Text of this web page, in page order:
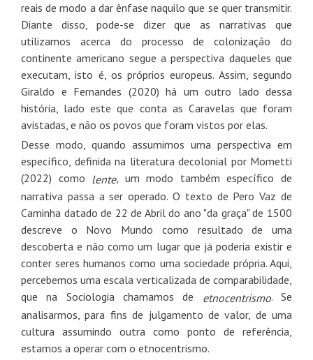
reais de modo a dar ênfase naquilo que se quer transmitir.
Diante disso, pode-se dizer que as narrativas que
utilizamos acerca do processo de colonização do
continente americano segue a perspectiva daqueles que
executam, isto é, os próprios europeus. Assim, segundo
Giraldo e Fernandes (2020) há um outro lado dessa
história, lado este que conta as Caravelas que foram
avistadas, e não os povos que foram vistos por elas.
Desse modo, quando assumimos uma perspectiva em
específico, definida na literatura decolonial por Mometti
(2022) como lente, um modo também específico de
narrativa passa a ser operado. O texto de Pero Vaz de
Caminha datado de 22 de Abril do ano "da graça" de 1500
descreve o Novo Mundo como resultado de uma
descoberta e não como um lugar que já poderia existir e
conter seres humanos como uma sociedade própria. Aqui,
percebemos uma escala verticalizada de comparabilidade,
que na Sociologia chamamos de etnocentrismo. Se
analisarmos, para fins de julgamento de valor, de uma
cultura assumindo outra como ponto de referência,
estamos a operar com o etnocentrismo.